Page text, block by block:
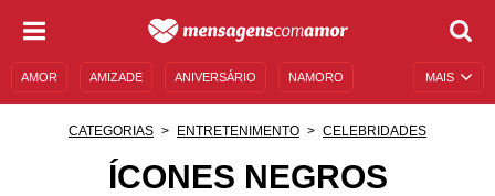
MAIS
AMOR AMIZADE ANIVERSÁRIO NAMORO
UNIVERSO FEMININO
CATEGORIAS ENTRETENIMENTO CELEBRIDADES
ÍCONES NEGROS